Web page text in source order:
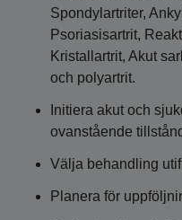
Spondylartriter,
Psoriasisartrit,
Kristallartrit, Akut
och polyartrit.
Initiera akut och
ovanstående
Välja behandling
Planera för